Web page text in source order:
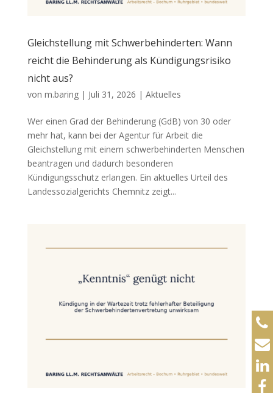
Gleichstellung mit Schwerbehinderten: Wann
reicht die Behinderung als Kündigungsrisiko
nicht aus?
von m.baring| Juli 31, 2026 | Aktuelles
Wer einen Grad der Behinderung (GdB) von 30 oder
mehr hat, kann bei der Agentur für Arbeit die
Gleichstellung mit einem schwerbehinderten Menschen
beantragen und dadurch besonderen
Kündigungsschutz erlangen. Ein aktuelles Urteil des
Landessozialgerichts Chemnitz zeigt...